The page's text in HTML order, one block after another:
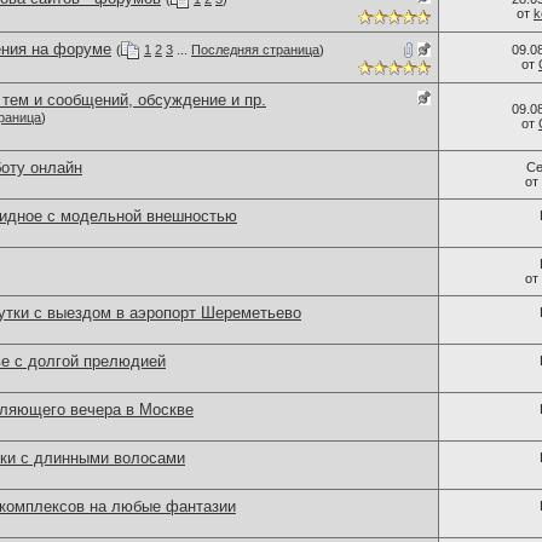
от
на форуме ( 1 2 3 Последняя страница)
от
и сообщений, обсуждение и пр.
)
от
онлайн
от
с модельной внешностью
от
с выездом в аэропорт Шереметьево
с долгой прелюдией
вечера в Москве
с длинными волосами
на любые фантазии